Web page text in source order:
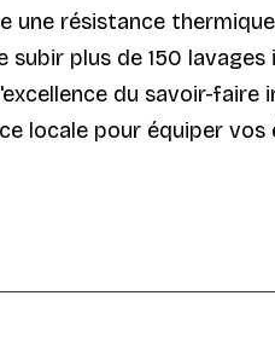
une résistance
plus de 150
du savoir-
locale pour équiper